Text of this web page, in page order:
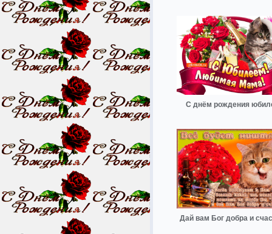
С днём рождения
Дай вам Бог добра и